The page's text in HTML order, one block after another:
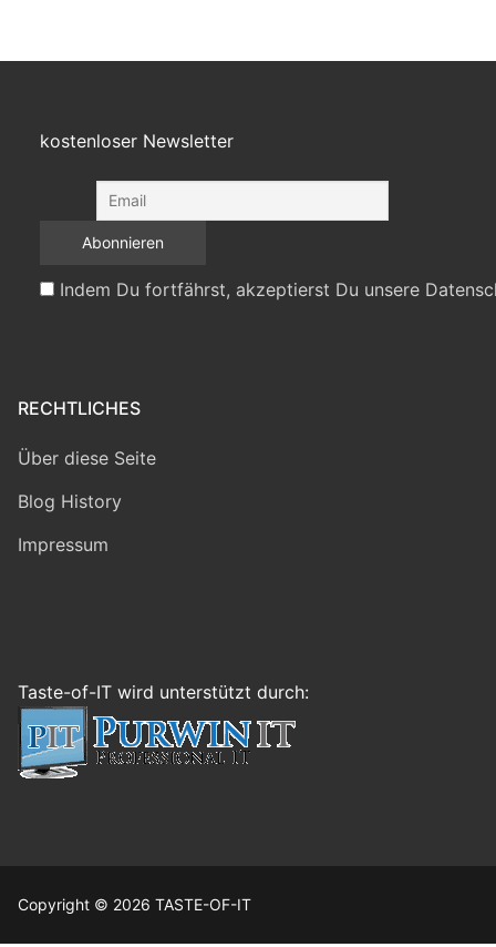
kostenloser Newsletter
Indem Du fortfährst, akzeptierst Du unsere
RECHTLICHES
Über diese Seite
Blog History
Impressum
Taste-of-IT wird unterstützt durch:
Copyright © 2026 TASTE-OF-IT